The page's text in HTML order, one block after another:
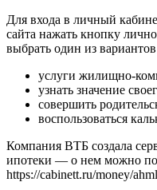
Для входа в личный
сайта нажать кнопку
выбрать один из
услуги жилищно-
узнать значение
совершить
воспользоваться
Компания ВТБ создала
ипотеки — о нем можно
https://cabinett.ru/money/